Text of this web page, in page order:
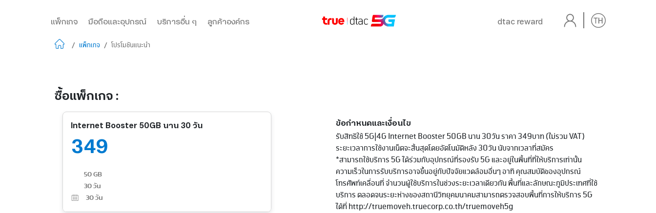
แพ็กเกจ มือถือและอุปกรณ์ บริการอื่น ๆ ลูกค้าองค์กร dtac reward
/ แพ็กเกจ / โปรโมชันแนะนำ
ซื้อแพ็กเกจ :
Internet Booster 50GB นาน 30 วัน
349
50 GB
30 วัน
30 วัน
ข้อกำหนดและเงื่อนไข
รับสิทธิใช้ 5G|4G Internet Booster 50GB นาน 30วัน ราคา 349บาท (ไม่รวม VAT)
ระยะเวลาการใช้งานเน็ตจะสิ้นสุดโดยอัตโนมัติหลัง 30วัน นับจากเวลาที่สมัคร
*สามารถใช้บริการ 5G ได้ร่วมกับอุปกรณ์ที่รองรับ 5G และอยู่ในพื้นที่ที่ให้บริการเท่านั้น
ความเร็วในการรับบริการอาจขึ้นอยู่กับปัจจัยแวดล้อมอื่นๆ อาทิ คุณสมบัติของอุปกรณ์
โทรศัพท์เคลื่อนที่ จำนวนผู้ใช้บริการในช่วงระยะเวลาเดียวกัน พื้นที่และลักษณะภูมิประเทศที่ใช้
บริการ ตลอดจนระยะห่างของสถานีวิทยุคมนาคมสามารถตรวจสอบพื้นที่การให้บริการ 5G
ได้ที่ http://truemoveh.truecorp.co.th/truemoveh5g